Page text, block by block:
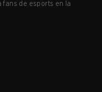
fans de esports en la